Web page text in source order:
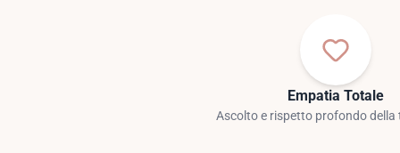
Empatia Totale
Ascolto e rispetto profondo